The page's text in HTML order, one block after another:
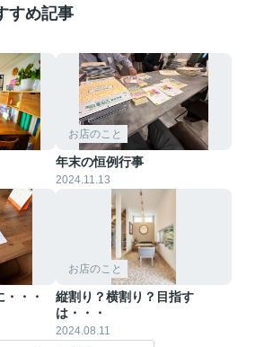
すめ記事
お店のこと
年末の恒例行事
2024.11.13
・・
お店のこと
縦割り？横割り？目指す
は・・・
2024.08.11